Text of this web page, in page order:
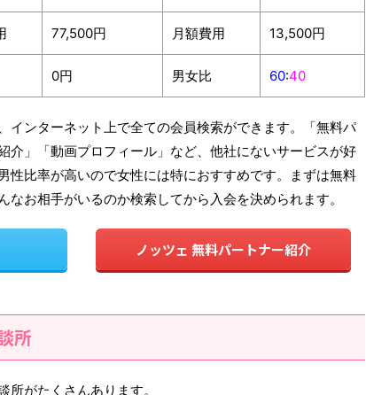
77,500円 月額費用 13,500円
0円 男女比 60:40
インターネット上で全ての会員検索ができます。「無料パ
介」「動画プロフィール」など、他社にないサービスが好
性比率が高いので女性には特におすすめです。まずは無料
なお相手がいるのか検索してから入会を決められます。
ノッツェ 無料パートナー紹介
所
がたくさんあります。